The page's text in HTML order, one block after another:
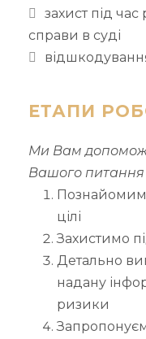
захист під
справи в суді
ЕТАПИ
Ми Вам
Вашого питання
цілі
Захистимо
Детально
надану
ризики